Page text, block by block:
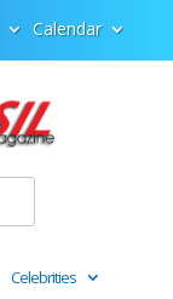
Calendar
Celebrities